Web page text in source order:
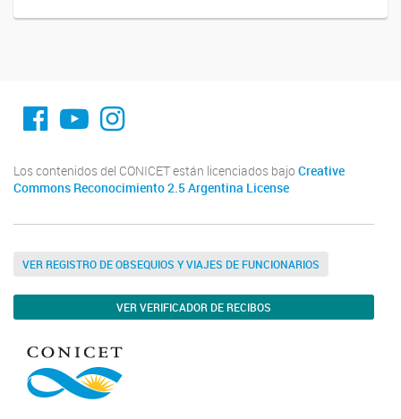
fa-facebook
YouTube
Instagram
Los contenidos del CONICET están licenciados bajo Creative
Commons Reconocimiento 2.5 Argentina License
VER REGISTRO DE OBSEQUIOS Y VIAJES DE FUNCIONARIOS
VER VERIFICADOR DE RECIBOS